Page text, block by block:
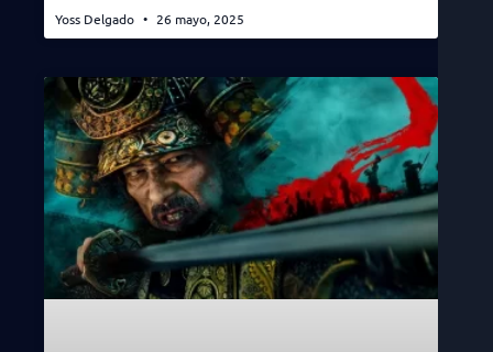
Yoss Delgado 26 mayo, 2025